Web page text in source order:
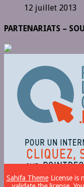
12 juillet 2013
PARTENARIATS –
Sahifa ThemeLicense is